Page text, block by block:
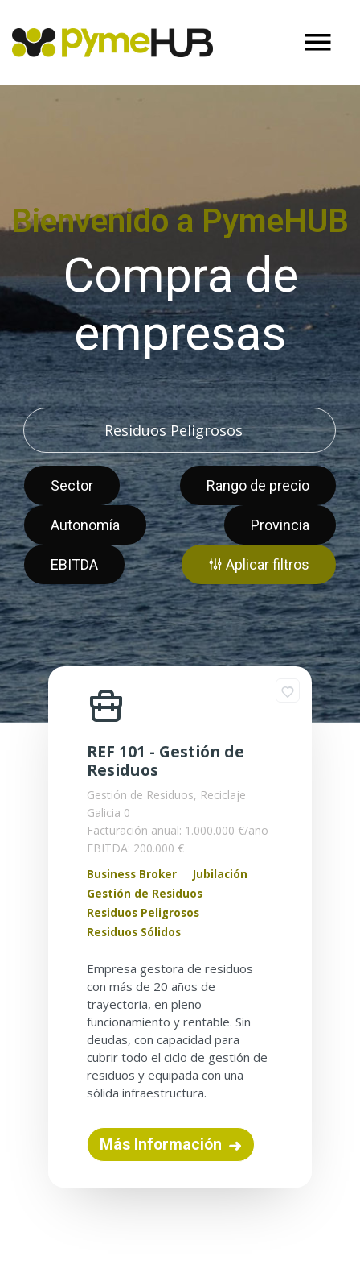
Bienvenido a PymeHUB
Compra de
empresas
Sector Rango de precio
Autonomía Provincia
EBITDA Aplicar filtros
REF 101 - Gestión de
Residuos
Gestión de Residuos, Reciclaje
Galicia 0
Facturación anual: 1.000.000 €/año
EBITDA: 200.000 €
Business Broker
Jubilación
Gestión de Residuos
Residuos Peligrosos
Residuos Sólidos
Empresa gestora de residuos
con más de 20 años de
trayectoria, en pleno
funcionamiento y rentable. Sin
deudas, con capacidad para
cubrir todo el ciclo de gestión de
residuos y equipada con una
sólida infraestructura.
Más Información